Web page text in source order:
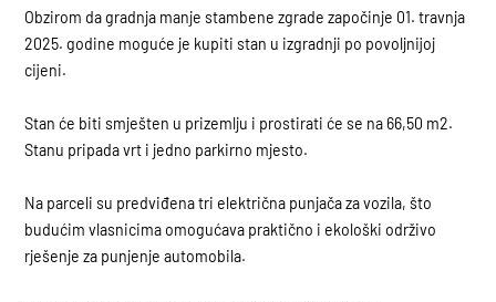
Obzirom da gradnja manje stambene zgrade započinje 01. travnja
2025. godine moguće je kupiti stan u izgradnji po povoljnijoj
cijeni.
Stan će biti smješten u prizemlju i prostirati će se na 66,50 m2.
Stanu pripada vrt i jedno parkirno mjesto.
Na parceli su predviđena tri električna punjača za vozila, što
budućim vlasnicima omogućava praktično i ekološki održivo
rješenje za punjenje automobila.